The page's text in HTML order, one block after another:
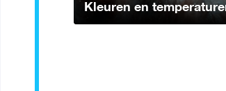
Kleuren en